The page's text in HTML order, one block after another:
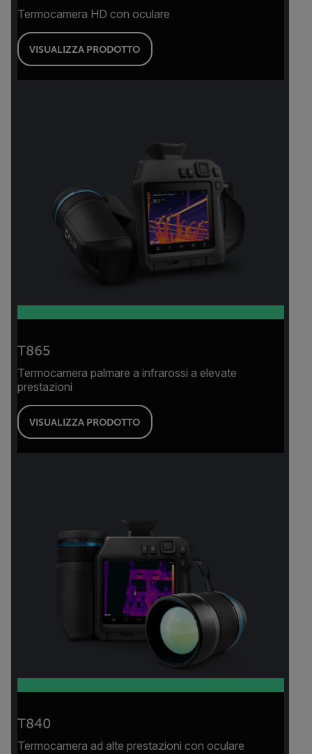
Termocamera HD con oculare
VISUALIZZA PRODOTTO
T865
Termocamera palmare a infrarossi a elevate
prestazioni
VISUALIZZA PRODOTTO
T840
Termocamera ad alte prestazioni con oculare